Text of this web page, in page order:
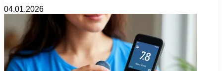
04.01.2026